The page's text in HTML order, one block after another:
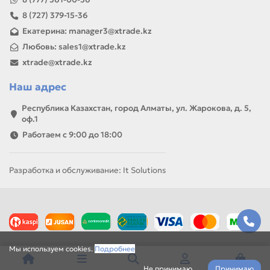
Мы используем cookies. Подробнее
8 (727) 379-15-36
Екатерина: manager3@xtrade.kz
Любовь: sales1@xtrade.kz
xtrade@xtrade.kz
Наш адрес
Республика Казахстан, город Алматы, ул. Жарокова, д. 5,
оф.1
Работаем с 9:00 до 18:00
Разработка и обслуживание: It Solutions